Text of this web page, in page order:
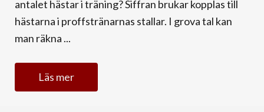
antalet hästar i träning? Siffran brukar kopplas till
hästarna i proffstränarnas stallar. I grova tal kan
man räkna ...
Läs mer